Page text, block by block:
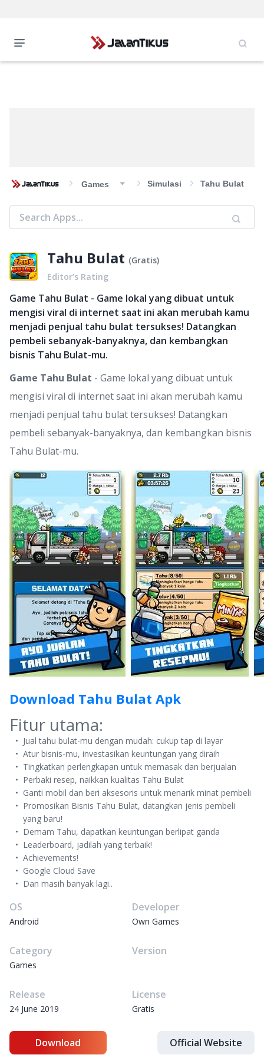
Games Simulasi Tahu Bulat
Tahu Bulat (Gratis)
Editor’s Rating
Game Tahu Bulat - Game lokal yang dibuat untuk
mengisi viral di internet saat ini akan merubah kamu
menjadi penjual tahu bulat tersukses! Datangkan
pembeli sebanyak-banyaknya, dan kembangkan
bisnis Tahu Bulat-mu.
Game Tahu Bulat - Game lokal yang dibuat untuk
mengisi viral di internet saat ini akan merubah kamu
menjadi penjual tahu bulat tersukses! Datangkan
pembeli sebanyak-banyaknya, dan kembangkan bisnis
Tahu Bulat-mu.
Download Tahu Bulat Apk
Fitur utama:
Jual tahu bulat-mu dengan mudah: cukup tap di layar
Atur bisnis-mu, investasikan keuntungan yang diraih
Tingkatkan perlengkapan untuk memasak dan berjualan
Perbaki resep, naikkan kualitas Tahu Bulat
Ganti mobil dan beri aksesoris untuk menarik minat pembeli
Promosikan Bisnis Tahu Bulat, datangkan jenis pembeli
yang baru!
Demam Tahu, dapatkan keuntungan berlipat ganda
Leaderboard, jadilah yang terbaik!
Achievements!
Google Cloud Save
Dan masih banyak lagi..
OS
Android
Developer
Own Games
Category
Games
Version
Release
24 June 2019
License
Gratis
Download Official Website